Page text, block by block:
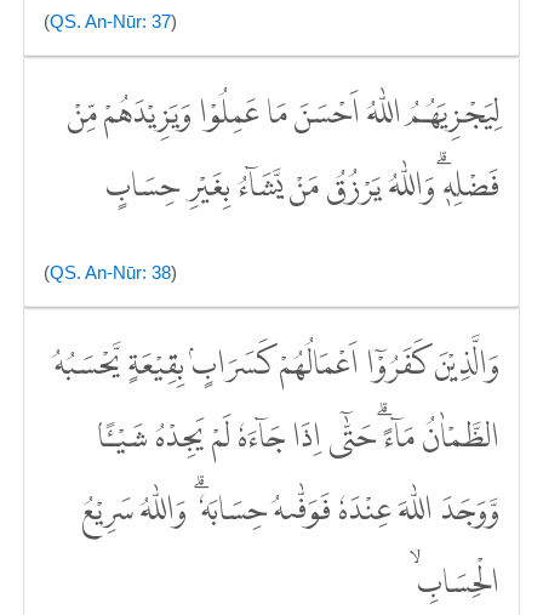
(QS. An-Nūr: 37)
لِيَجْزِيَهُمُ اللّٰهُ اَحْسَنَ مَا عَمِلُوْا وَيَزِيْدَهُمْ مِّنْ
فَضْلِهٖۗ وَاللّٰهُ يَرْزُقُ مَنْ يَّشَاۤءُ بِغَيْرِ حِسَابٍ
(QS. An-Nūr: 38)
وَالَّذِيْنَ كَفَرُوْٓا اَعْمَالُهُمْ كَسَرَابٍۢ بِقِيْعَةٍ يَّحْسَبُهُ
الظَّمْاٰنُ مَاۤءًۗ حَتّٰٓى اِذَا جَاۤءَهٗ لَمْ يَجِدْهُ شَيْـًٔا
وَّوَجَدَ اللّٰهَ عِنْدَهٗ فَوَفّٰىهُ حِسَابَهٗ ۗ وَاللّٰهُ سَرِيْعُ
الْحِسَابِ ۙ